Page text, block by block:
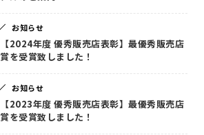
お知らせ
【2024年度 優秀販売店表彰】最優秀販売店
賞を受賞致しました！
お知らせ
【2023年度 優秀販売店表彰】最優秀販売店
賞を受賞致しました！